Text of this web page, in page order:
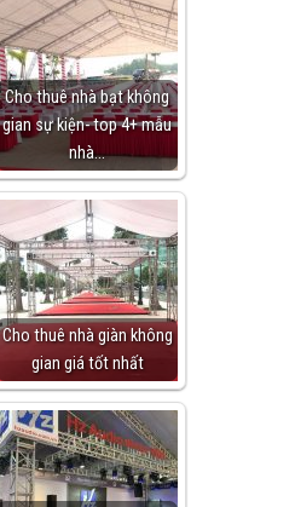
Cho thuê nhà bạt không
gian sự kiện- top 4+ mẫu
nhà…
Cho thuê nhà giàn không
gian giá tốt nhất